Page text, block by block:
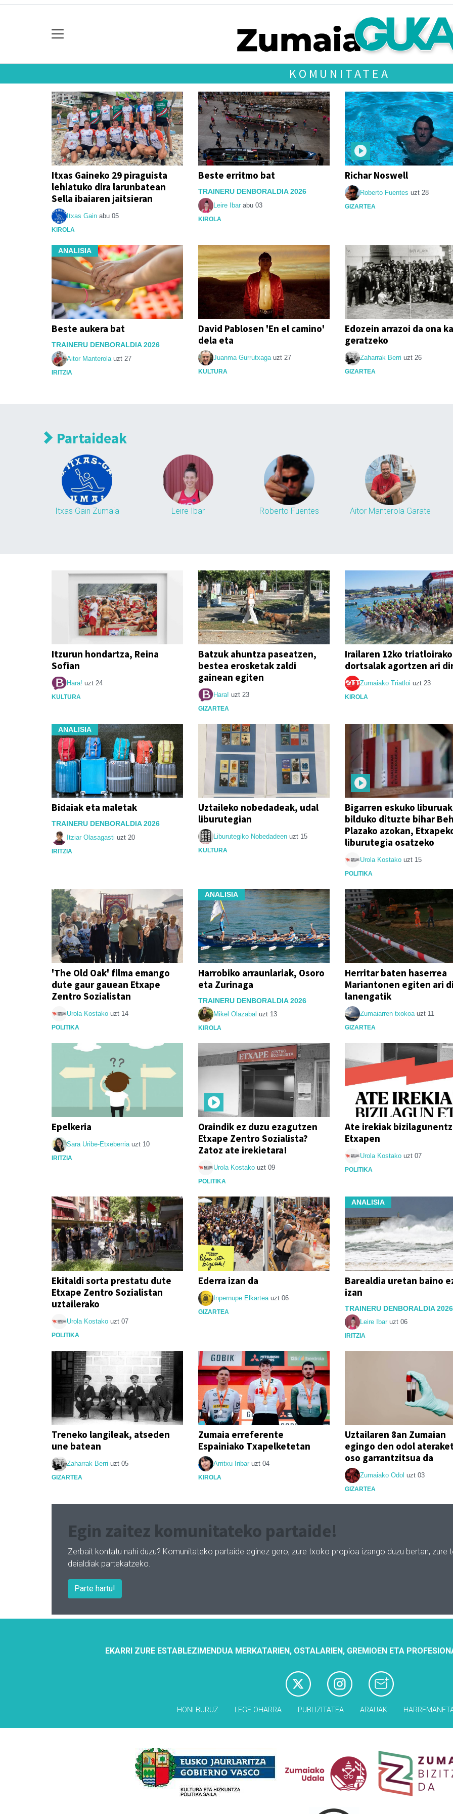
KOMUNITATEA
Itxas Gaineko 29 piraguista
lehiatuko dira larunbatean
Sella ibaiaren jaitsieran
Itxas Gain abu 05
KIROLA
Beste erritmo bat
TRAINERU DENBORALDIA 2026
Leire Ibar abu 03
KIROLA
Richar Noswell
Roberto Fuentes uzt 28
GIZARTEA
ANALISIA
Beste aukera bat
TRAINERU DENBORALDIA 2026
Aitor Manterola uzt 27
IRITZIA
David Pablosen 'En el camino'
dela eta
Juanma Gurrutxaga uzt 27
KULTURA
Edozein arrazoi da ona
geratzeko
Zaharrak Berri uzt 26
GIZARTEA
Partaideak
Itxas Gain Zumaia Leire Ibar Roberto Fuentes Aitor Manterola Garate
Itzurun hondartza, Reina
Sofian
Hara! uzt 24
KULTURA
Batzuk ahuntza paseatzen,
bestea erosketak zaldi
gainean egiten
Hara! uzt 23
GIZARTEA
Irailaren 12ko triatloirako
dortsalak agortzen ari
Zumaiako Triatloi uzt 23
KIROLA
ANALISIA
Bidaiak eta maletak
TRAINERU DENBORALDIA 2026
Itziar Olasagasti uzt 20
IRITZIA
Uztaileko nobedadeak, udal
liburutegian
Liburutegiko Nobedadeen uzt 15
KULTURA
Bigarren eskuko liburuak
bilduko dituzte bihar
Plazako azokan,
liburutegia osatzeko
Urola Kostako uzt 15
POLITIKA
'The Old Oak' filma emango
dute gaur gauean Etxape
Zentro Sozialistan
Urola Kostako uzt 14
POLITIKA
ANALISIA
Harrobiko arraunlariak, Osoro
eta Zurinaga
TRAINERU DENBORALDIA 2026
Mikel Olazabal uzt 13
KIROLA
Herritar baten haserrea
Mariantonen egiten ari
lanengatik
Zumaiarren txokoa uzt 11
GIZARTEA
Epelkeria
Sara Uribe-Etxeberria uzt 10
IRITZIA
Oraindik ez duzu ezagutzen
Etxape Zentro Sozialista?
Zatoz ate irekietara!
Urola Kostako uzt 09
POLITIKA
Ate irekiak
Etxapen
Urola Kostako uzt 07
POLITIKA
Ekitaldi sorta prestatu dute
Etxape Zentro Sozialistan
uztailerako
Urola Kostako uzt 07
POLITIKA
Ederra izan da
Inpernupe Elkartea uzt 06
GIZARTEA
ANALISIA
Barealdia uretan baino
izan
TRAINERU DENBORALDIA 2026
Leire Ibar uzt 06
IRITZIA
Treneko langileak, atseden
une batean
Zaharrak Berri uzt 05
GIZARTEA
Zumaia erreferente
Espainiako Txapelketetan
Arritxu Iribar uzt 04
KIROLA
Uztailaren 8an Zumaian
egingo den odol
oso garrantzitsua da
Zumaiako Odol uzt 03
GIZARTEA
Egin zaitez komunitateko partaide!
Zerbait kontatu nahi duzu? Komunitateko partaide eginez gero, zure txoko propioa izango duzu bertan,
deialdiak partekatzeko.
Parte hartu!
EKARRI ZURE ESTABLEZIMENDUA MERKATARIEN, OSTALARIEN, GREMIOEN ETA
HONI BURUZ LEGE OHARRA PUBLIZITATEA ARAUAK